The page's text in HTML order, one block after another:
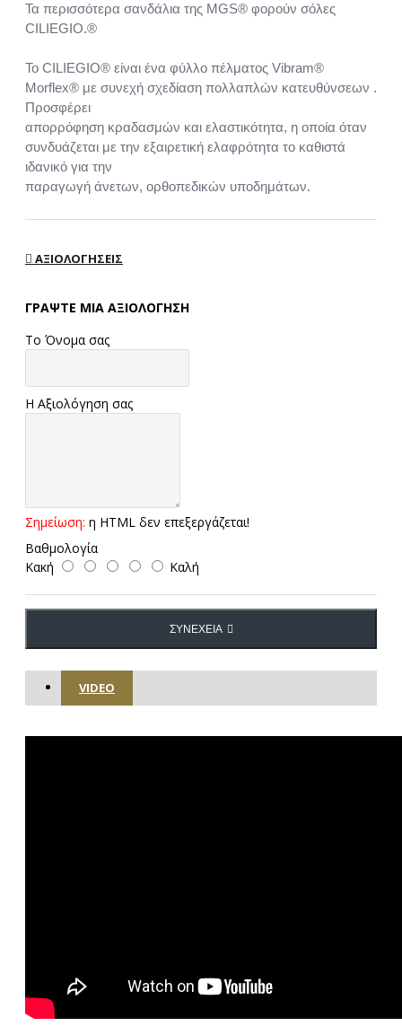
Τα περισσότερα σανδάλια της MGS® φορούν σόλες
CILIEGIO.®
Το CILIEGIO® είναι ένα φύλλο πέλματος Vibram®
Morflex® με συνεχή σχεδίαση πολλαπλών κατευθύνσεων .
Προσφέρει
απορρόφηση κραδασμών και ελαστικότητα, η οποία όταν
συνδυάζεται με την εξαιρετική ελαφρότητα το καθιστά
ιδανικό για την
παραγωγή άνετων, ορθοπεδικών υποδημάτων.
ΑΞΙΟΛΟΓΉΣΕΙΣ
ΓΡΆΨΤΕ ΜΙΑ ΑΞΙΟΛΌΓΗΣΗ
Το Όνομα σας
Η Αξιολόγηση σας
Σημείωση: η HTML δεν επεξεργάζεται!
Βαθμολογία
Κακή
Καλή
ΣΥΝΈΧΕΙΑ
VIDEO